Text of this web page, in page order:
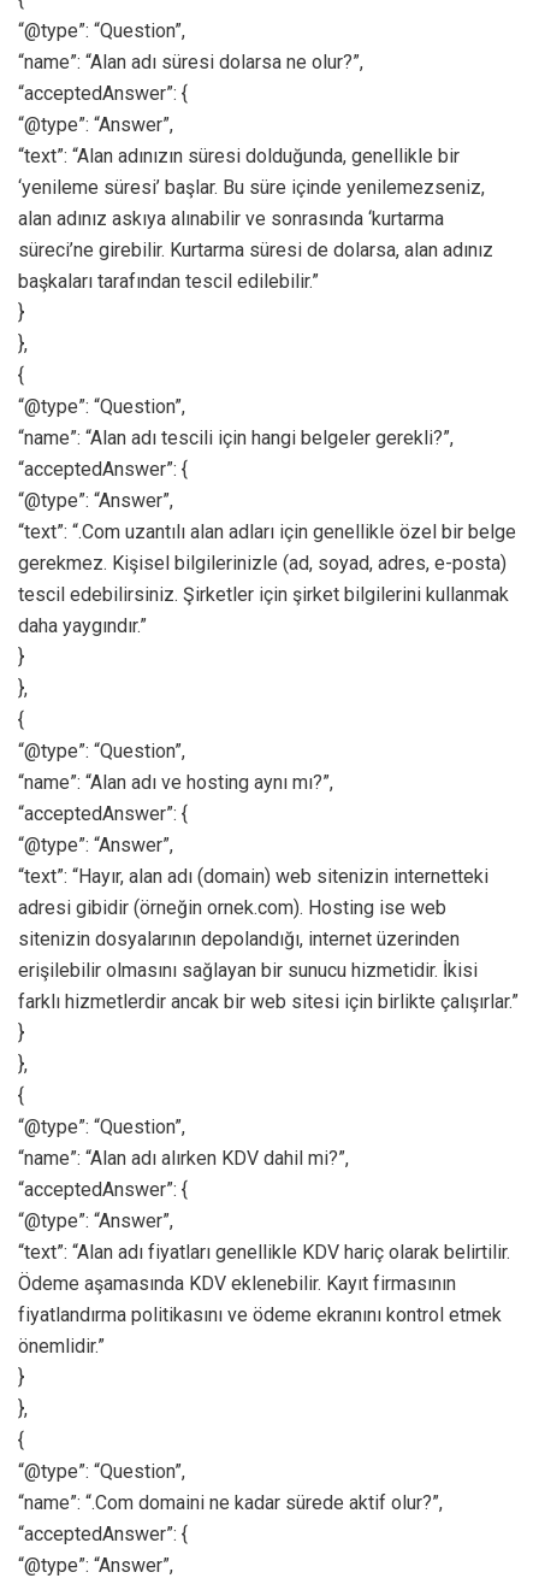
“@type”: “Question”,
“name”: “Alan adı süresi dolarsa ne olur?”,
“acceptedAnswer”: {
“@type”: “Answer”,
“text”: “Alan adınızın süresi dolduğunda, genellikle bir
‘yenileme süresi’ başlar. Bu süre içinde yenilemezseniz,
alan adınız askıya alınabilir ve sonrasında ‘kurtarma
süreci’ne girebilir. Kurtarma süresi de dolarsa, alan adınız
başkaları tarafından tescil edilebilir.”
}
},
{
“@type”: “Question”,
“name”: “Alan adı tescili için hangi belgeler gerekli?”,
“acceptedAnswer”: {
“@type”: “Answer”,
“text”: “.Com uzantılı alan adları için genellikle özel bir belge
gerekmez. Kişisel bilgilerinizle (ad, soyad, adres, e-posta)
tescil edebilirsiniz. Şirketler için şirket bilgilerini kullanmak
daha yaygındır.”
}
},
{
“@type”: “Question”,
“name”: “Alan adı ve hosting aynı mı?”,
“acceptedAnswer”: {
“@type”: “Answer”,
“text”: “Hayır, alan adı (domain) web sitenizin internetteki
adresi gibidir (örneğin ornek.com). Hosting ise web
sitenizin dosyalarının depolandığı, internet üzerinden
erişilebilir olmasını sağlayan bir sunucu hizmetidir. İkisi
farklı hizmetlerdir ancak bir web sitesi için birlikte çalışırlar.”
}
},
{
“@type”: “Question”,
“name”: “Alan adı alırken KDV dahil mi?”,
“acceptedAnswer”: {
“@type”: “Answer”,
“text”: “Alan adı fiyatları genellikle KDV hariç olarak belirtilir.
Ödeme aşamasında KDV eklenebilir. Kayıt firmasının
fiyatlandırma politikasını ve ödeme ekranını kontrol etmek
önemlidir.”
}
},
{
“@type”: “Question”,
“name”: “.Com domaini ne kadar sürede aktif olur?”,
“acceptedAnswer”: {
“@type”: “Answer”,